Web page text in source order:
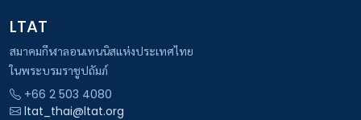
LTAT
สมาคมกีฬาลอนเทนนิสแห่งประเทศไทย
ในพระบรมราชูปถัมภ์
+66 2 503 4080
ltat_thai@ltat.org